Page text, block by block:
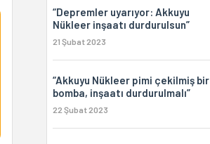
“Depremler uyarıyor: Akkuyu
Nükleer inşaatı durdurulsun”
21 Şubat 2023
“Akkuyu Nükleer pimi çekilmiş bir
bomba, inşaatı durdurulmalı”
22 Şubat 2023